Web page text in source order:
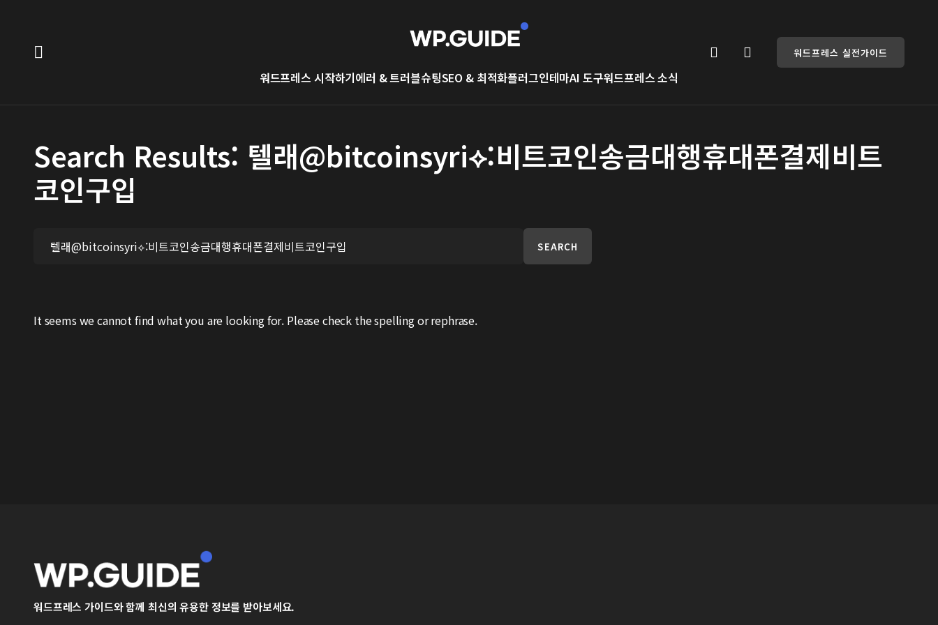
워드프레스 실전가이드
워드프레스 시작하기에러 & 트러블슈팅SEO & 최적화플러그인테마AI 도구워드프레스 소식
Search Results: 텔래@bitcoinsyri⟡:비트코인송금대행휴대폰결제비트
코인구입
SEARCH
It seems we cannot find what you are looking for. Please check the spelling or rephrase.
워드프레스 가이드와 함께 최신의 유용한 정보를 받아보세요.